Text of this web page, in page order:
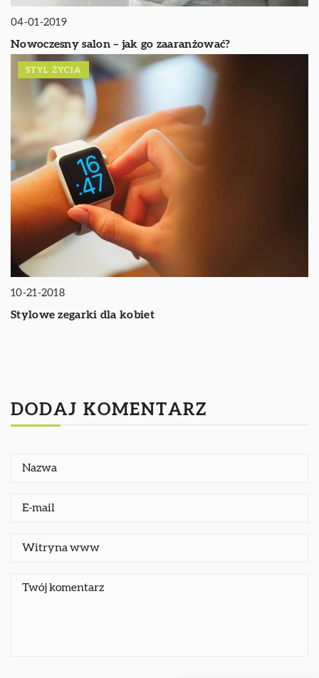
04-01-2019
Nowoczesny salon – jak go zaaranżować?
STYL ŻYCIA
10-21-2018
Stylowe zegarki dla kobiet
DODAJ KOMENTARZ